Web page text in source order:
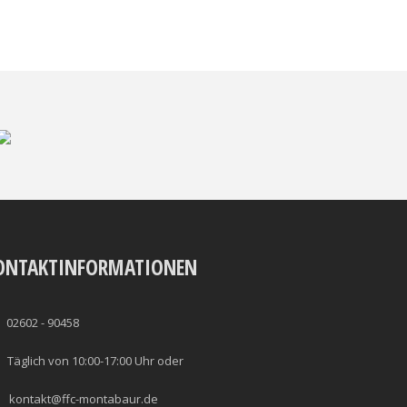
02602 - 90458
Täglich von 10:00-17:00 Uhr oder
kontakt@ffc-montabaur.de